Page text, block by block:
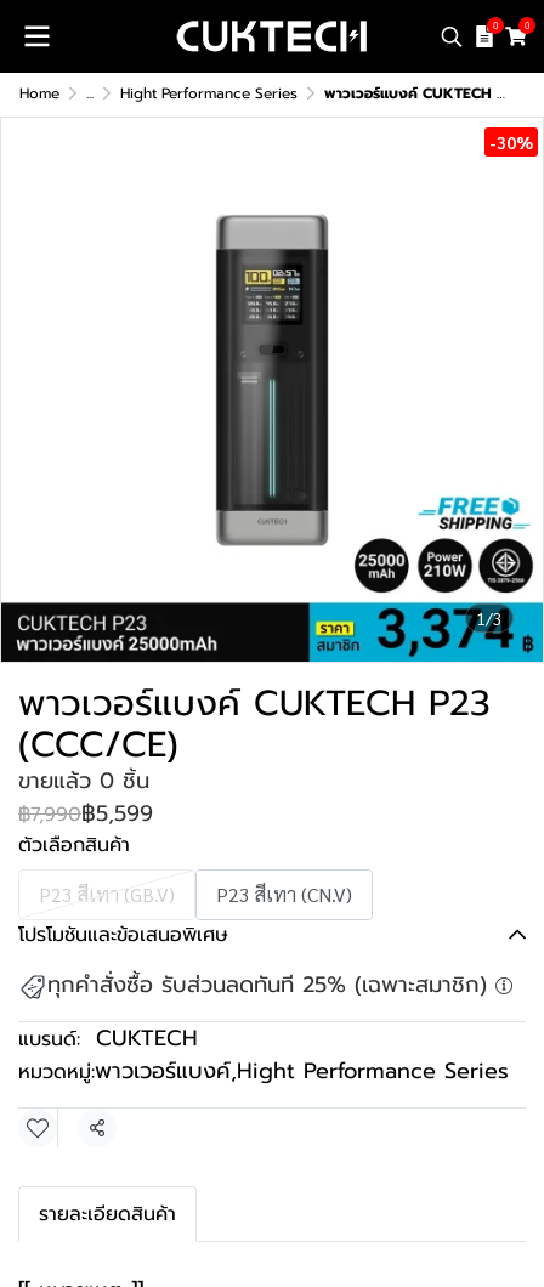
0 0
Home ... Hight Performance Series พาวเวอร์แบงค์ CUKTECH P23 (CCC/CE)
1/3
-30%
พาวเวอร์แบงค์ CUKTECH P23
(CCC/CE)
ขายแล้ว 0 ชิ้น
฿7,990฿5,599
ตัวเลือกสินค้า
P23 สีเทา (GB.V) P23 สีเทา (CN.V)
โปรโมชันและข้อเสนอพิเศษ
ทุกคำสั่งซื้อ รับส่วนลดทันที 25% (เฉพาะสมาชิก)
แบรนด์: CUKTECH
หมวดหมู่:พาวเวอร์แบงค์,Hight Performance Series
แชร์
รายละเอียดสินค้า